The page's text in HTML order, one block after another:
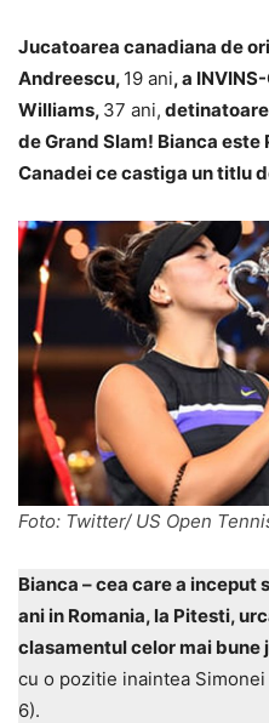
Jucatoarea canadiana de
Andreescu, 19 ani, a
Williams, 37 ani,
de Grand Slam! Bianca este
Canadei ce castiga un titlu
Foto: Twitter/ US Open
Bianca – cea care a inceput
ani in Romania, la Pitesti,
clasamentul celor mai bune
cu o pozitie inaintea
6).